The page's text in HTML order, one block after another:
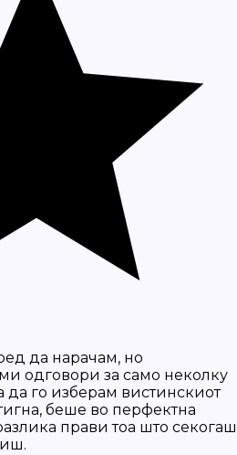
да нарачам, но
одговори за само неколку
го изберам вистинскиот
беше во перфектна
прави тоа што секогаш